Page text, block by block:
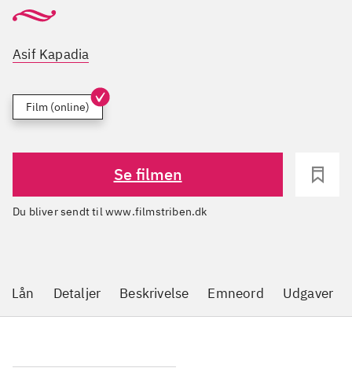
Asif Kapadia
Film (online)
Se filmen
Du bliver sendt til www.filmstriben.dk
Lån Detaljer Beskrivelse Emneord Udgaver